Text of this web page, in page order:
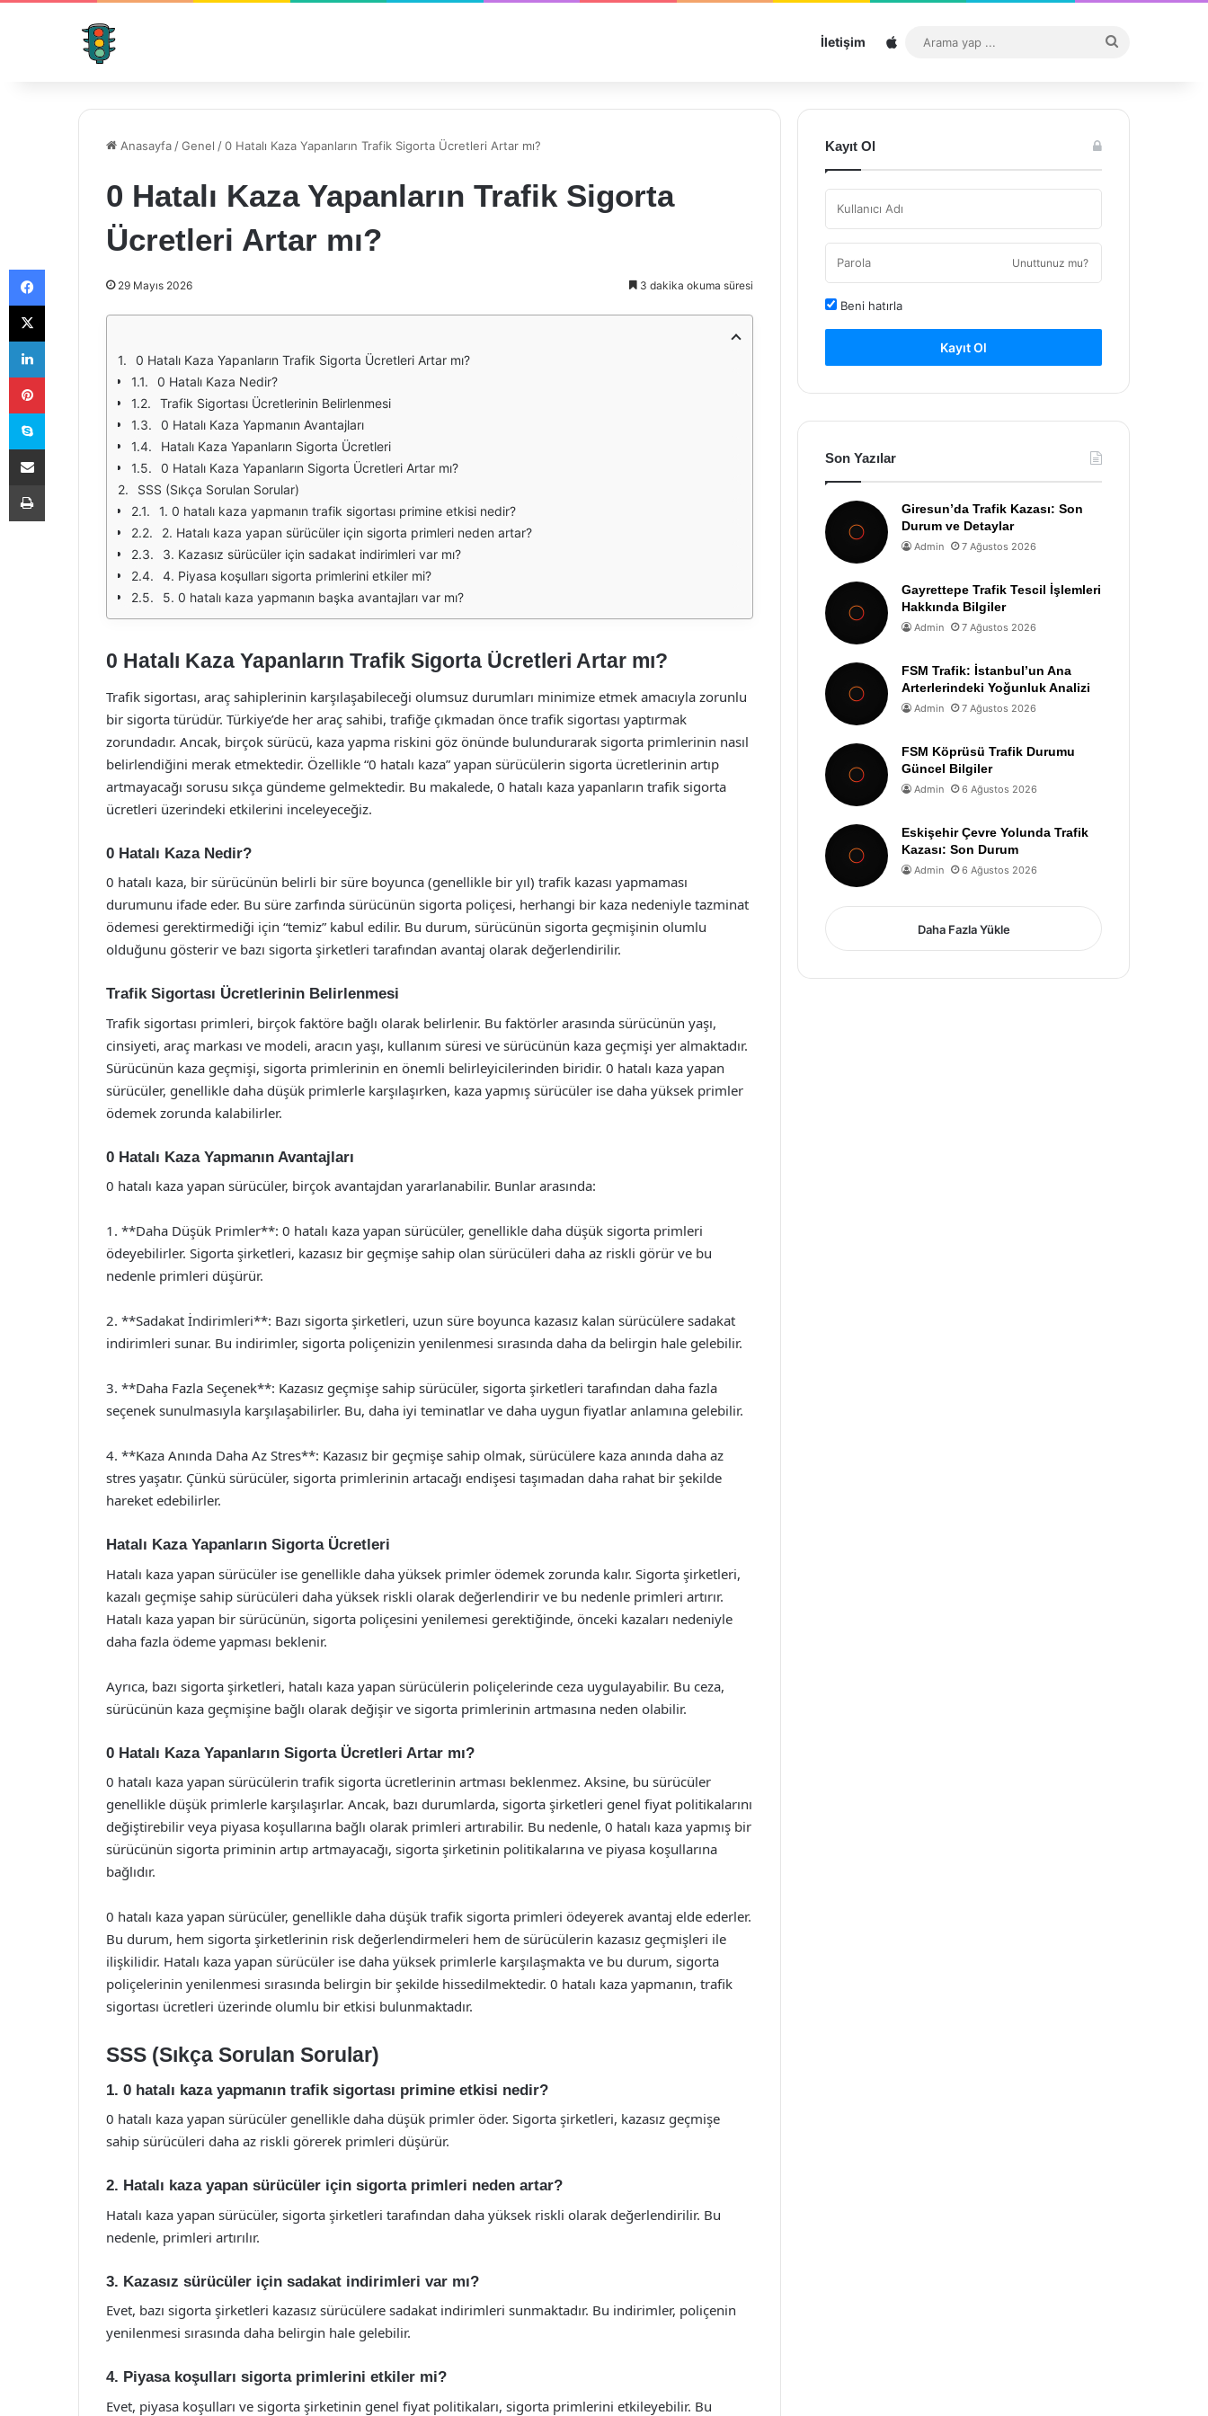
İletişim Sitemap
...
Anasayfa /Genel /0 Hatalı Kaza Yapanların Trafik Sigorta Ücretleri Artar mı?
0 Hatalı Kaza Yapanların Trafik Sigorta
Ücretleri Artar mı?
29 Mayıs 2026 3 dakika okuma süresi
0 Hatalı Kaza Yapanların Trafik Sigorta Ücretleri Artar mı?
0 Hatalı Kaza Nedir?
Trafik Sigortası Ücretlerinin Belirlenmesi
0 Hatalı Kaza Yapmanın Avantajları
Hatalı Kaza Yapanların Sigorta Ücretleri
0 Hatalı Kaza Yapanların Sigorta Ücretleri Artar mı?
SSS (Sıkça Sorulan Sorular)
1. 0 hatalı kaza yapmanın trafik sigortası primine etkisi nedir?
2. Hatalı kaza yapan sürücüler için sigorta primleri neden artar?
3. Kazasız sürücüler için sadakat indirimleri var mı?
4. Piyasa koşulları sigorta primlerini etkiler mi?
5. 0 hatalı kaza yapmanın başka avantajları var mı?
0 Hatalı Kaza Yapanların Trafik Sigorta Ücretleri Artar mı?
Trafik sigortası, araç sahiplerinin karşılaşabileceği olumsuz durumları minimize etmek amacıyla zorunlu
bir sigorta türüdür. Türkiye’de her araç sahibi, trafiğe çıkmadan önce trafik sigortası yaptırmak
zorundadır. Ancak, birçok sürücü, kaza yapma riskini göz önünde bulundurarak sigorta primlerinin nasıl
belirlendiğini merak etmektedir. Özellikle “0 hatalı kaza” yapan sürücülerin sigorta ücretlerinin artıp
artmayacağı sorusu sıkça gündeme gelmektedir. Bu makalede, 0 hatalı kaza yapanların trafik sigorta
ücretleri üzerindeki etkilerini inceleyeceğiz.
0 Hatalı Kaza Nedir?
0 hatalı kaza, bir sürücünün belirli bir süre boyunca (genellikle bir yıl) trafik kazası yapmaması
durumunu ifade eder. Bu süre zarfında sürücünün sigorta poliçesi, herhangi bir kaza nedeniyle tazminat
ödemesi gerektirmediği için “temiz” kabul edilir. Bu durum, sürücünün sigorta geçmişinin olumlu
olduğunu gösterir ve bazı sigorta şirketleri tarafından avantaj olarak değerlendirilir.
Trafik Sigortası Ücretlerinin Belirlenmesi
Trafik sigortası primleri, birçok faktöre bağlı olarak belirlenir. Bu faktörler arasında sürücünün yaşı,
cinsiyeti, araç markası ve modeli, aracın yaşı, kullanım süresi ve sürücünün kaza geçmişi yer almaktadır.
Sürücünün kaza geçmişi, sigorta primlerinin en önemli belirleyicilerinden biridir. 0 hatalı kaza yapan
sürücüler, genellikle daha düşük primlerle karşılaşırken, kaza yapmış sürücüler ise daha yüksek primler
ödemek zorunda kalabilirler.
0 Hatalı Kaza Yapmanın Avantajları
0 hatalı kaza yapan sürücüler, birçok avantajdan yararlanabilir. Bunlar arasında:
1. **Daha Düşük Primler**: 0 hatalı kaza yapan sürücüler, genellikle daha düşük sigorta primleri
ödeyebilirler. Sigorta şirketleri, kazasız bir geçmişe sahip olan sürücüleri daha az riskli görür ve bu
nedenle primleri düşürür.
2. **Sadakat İndirimleri**: Bazı sigorta şirketleri, uzun süre boyunca kazasız kalan sürücülere sadakat
indirimleri sunar. Bu indirimler, sigorta poliçenizin yenilenmesi sırasında daha da belirgin hale gelebilir.
3. **Daha Fazla Seçenek**: Kazasız geçmişe sahip sürücüler, sigorta şirketleri tarafından daha fazla
seçenek sunulmasıyla karşılaşabilirler. Bu, daha iyi teminatlar ve daha uygun fiyatlar anlamına gelebilir.
4. **Kaza Anında Daha Az Stres**: Kazasız bir geçmişe sahip olmak, sürücülere kaza anında daha az
stres yaşatır. Çünkü sürücüler, sigorta primlerinin artacağı endişesi taşımadan daha rahat bir şekilde
hareket edebilirler.
Hatalı Kaza Yapanların Sigorta Ücretleri
Hatalı kaza yapan sürücüler ise genellikle daha yüksek primler ödemek zorunda kalır. Sigorta şirketleri,
kazalı geçmişe sahip sürücüleri daha yüksek riskli olarak değerlendirir ve bu nedenle primleri artırır.
Hatalı kaza yapan bir sürücünün, sigorta poliçesini yenilemesi gerektiğinde, önceki kazaları nedeniyle
daha fazla ödeme yapması beklenir.
Ayrıca, bazı sigorta şirketleri, hatalı kaza yapan sürücülerin poliçelerinde ceza uygulayabilir. Bu ceza,
sürücünün kaza geçmişine bağlı olarak değişir ve sigorta primlerinin artmasına neden olabilir.
0 Hatalı Kaza Yapanların Sigorta Ücretleri Artar mı?
0 hatalı kaza yapan sürücülerin trafik sigorta ücretlerinin artması beklenmez. Aksine, bu sürücüler
genellikle düşük primlerle karşılaşırlar. Ancak, bazı durumlarda, sigorta şirketleri genel fiyat politikalarını
değiştirebilir veya piyasa koşullarına bağlı olarak primleri artırabilir. Bu nedenle, 0 hatalı kaza yapmış bir
sürücünün sigorta priminin artıp artmayacağı, sigorta şirketinin politikalarına ve piyasa koşullarına
bağlıdır.
0 hatalı kaza yapan sürücüler, genellikle daha düşük trafik sigorta primleri ödeyerek avantaj elde ederler.
Bu durum, hem sigorta şirketlerinin risk değerlendirmeleri hem de sürücülerin kazasız geçmişleri ile
ilişkilidir. Hatalı kaza yapan sürücüler ise daha yüksek primlerle karşılaşmakta ve bu durum, sigorta
poliçelerinin yenilenmesi sırasında belirgin bir şekilde hissedilmektedir. 0 hatalı kaza yapmanın, trafik
sigortası ücretleri üzerinde olumlu bir etkisi bulunmaktadır.
SSS (Sıkça Sorulan Sorular)
1. 0 hatalı kaza yapmanın trafik sigortası primine etkisi nedir?
0 hatalı kaza yapan sürücüler genellikle daha düşük primler öder. Sigorta şirketleri, kazasız geçmişe
sahip sürücüleri daha az riskli görerek primleri düşürür.
2. Hatalı kaza yapan sürücüler için sigorta primleri neden artar?
Hatalı kaza yapan sürücüler, sigorta şirketleri tarafından daha yüksek riskli olarak değerlendirilir. Bu
nedenle, primleri artırılır.
3. Kazasız sürücüler için sadakat indirimleri var mı?
Evet, bazı sigorta şirketleri kazasız sürücülere sadakat indirimleri sunmaktadır. Bu indirimler, poliçenin
yenilenmesi sırasında daha belirgin hale gelebilir.
4. Piyasa koşulları sigorta primlerini etkiler mi?
Evet, piyasa koşulları ve sigorta şirketinin genel fiyat politikaları, sigorta primlerini etkileyebilir. Bu
Kayıt Ol
Unuttunuz mu?
Beni hatırla
Kayıt Ol
Son Yazılar
Giresun’da Trafik Kazası: Son
Durum ve Detaylar
Admin 7 Ağustos 2026
Gayrettepe Trafik Tescil İşlemleri
Hakkında Bilgiler
Admin 7 Ağustos 2026
FSM Trafik: İstanbul’un Ana
Arterlerindeki Yoğunluk Analizi
Admin 7 Ağustos 2026
FSM Köprüsü Trafik Durumu
Güncel Bilgiler
Admin 6 Ağustos 2026
Eskişehir Çevre Yolunda Trafik
Kazası: Son Durum
Admin 6 Ağustos 2026
Daha Fazla Yükle
Facebook
X
LinkedIn
Pinterest
Skype
E-Posta ile paylaş